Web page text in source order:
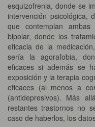
esquizofrenia, donde se
intervención psicológica,
que contemplan
bipolar, donde los
eficacia de la
sería la agorafobia,
eficaces si además se
exposición y la terapia
eficaces (al menos a
(antidepresivos). Más
restantes trastornos no
caso de haberlos, los